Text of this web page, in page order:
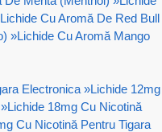
Lichide Cu Aromă De Red Bull
»Lichide Cu Aromă Mango
Electronica »Lichide 12mg
»Lichide 18mg Cu Nicotină
Cu Nicotină Pentru Tigara